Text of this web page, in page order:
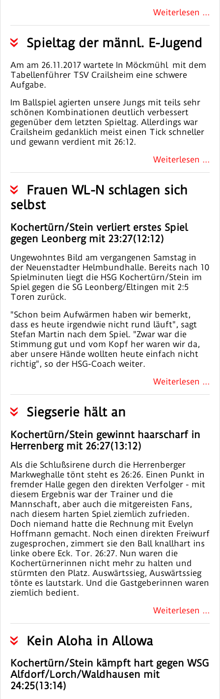
Weiterlesen ...
Spieltag der männl. E-Jugend
Am am 26.11.2017 wartete In Möckmühl mit dem
Tabellenführer TSV Crailsheim eine schwere
Aufgabe.
Im Ballspiel agierten unsere Jungs mit teils sehr
schönen Kombinationen deutlich verbessert
gegenüber dem letzten Spieltag. Allerdings war
Crailsheim gedanklich meist einen Tick schneller
und gewann verdient mit 26:12.
Weiterlesen ...
Frauen WL-N schlagen sich
selbst
Kochertürn/Stein verliert erstes Spiel
gegen Leonberg mit 23:27(12:12)
Ungewohntes Bild am vergangenen Samstag in
der Neuenstadter Helmbundhalle. Bereits nach 10
Spielminuten liegt die HSG Kochertürn/Stein im
Spiel gegen die SG Leonberg/Eltingen mit 2:5
Toren zurück.
"Schon beim Aufwärmen haben wir bemerkt,
dass es heute irgendwie nicht rund läuft", sagt
Stefan Martin nach dem Spiel. "Zwar war die
Stimmung gut und vom Kopf her waren wir da,
aber unsere Hände wollten heute einfach nicht
richtig", so der HSG-Coach weiter.
Weiterlesen ...
Siegserie hält an
Kochertürn/Stein gewinnt haarscharf in
Herrenberg mit 26:27(13:12)
Als die Schlußsirene durch die Herrenberger
Markweghalle tönt steht es 26:26. Einen Punkt in
fremder Halle gegen den direkten Verfolger - mit
diesem Ergebnis war der Trainer und die
Mannschaft, aber auch die mitgereisten Fans,
nach diesem harten Spiel ziemlich zufrieden.
Doch niemand hatte die Rechnung mit Evelyn
Hoffmann gemacht. Noch einen direkten Freiwurf
zugesprochen, zimmert sie den Ball knallhart ins
linke obere Eck. Tor. 26:27. Nun waren die
Kochertürnerinnen nicht mehr zu halten und
stürmten den Platz. Auswärtssieg, Auswärtssieg
tönte es lautstark. Und die Gastgeberinnen waren
ziemlich bedient.
Weiterlesen ...
Kein Aloha in Allowa
Kochertürn/Stein kämpft hart gegen WSG
Alfdorf/Lorch/Waldhausen mit
24:25(13:14)